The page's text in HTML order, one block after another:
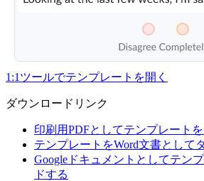
1:1ツールでテンプレートを開く
ダウンロードリンク
印刷用PDFとしてテンプレート
テンプレートをWord文書として
Googleドキュメントとしてテン
ドする